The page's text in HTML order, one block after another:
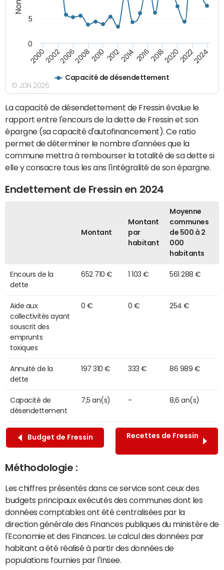
Capacité de désendettement
20002002200620082010 2012201420162018202020222024
0
5
© JDN 2026
La capacité de désendettement de Fressin évalue le
rapport entre l'encours de la dette de Fressin et son
épargne (sa capacité d'autofinancement). Ce ratio
permet de déterminer le nombre d'années que la
commune mettra à rembourser la totalité de sa dette si
elle y consacre tous les ans l'intégralité de son épargne.
Endettement de Fressin en 2024
Montant
Montant
par
habitant
Moyenne
communes
de 500 à 2
000
habitants
Encours de la
dette
652 710 € 1 103 € 561 288 €
Aide aux
collectivités ayant
souscrit des
emprunts
toxiques
0 € 0 € 254 €
Annuité de la
dette
197 310 € 333 € 86 989 €
Capacité de
désendettement
7,5 an(s) - 8,6 an(s)
Budget de Fressin Recettes de Fressin
Méthodologie :
Les chiffres présentés dans ce service sont ceux des
budgets principaux exécutés des communes dont les
données comptables ont été centralisées par la
direction générale des Finances publiques du ministère de
l'Economie et des Finances. Le calcul des données par
habitant a été réalisé à partir des données de
populations fournies par l'Insee.